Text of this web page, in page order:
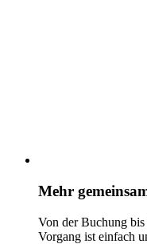
Mehr
Von der Buchung
Vorgang ist einfach